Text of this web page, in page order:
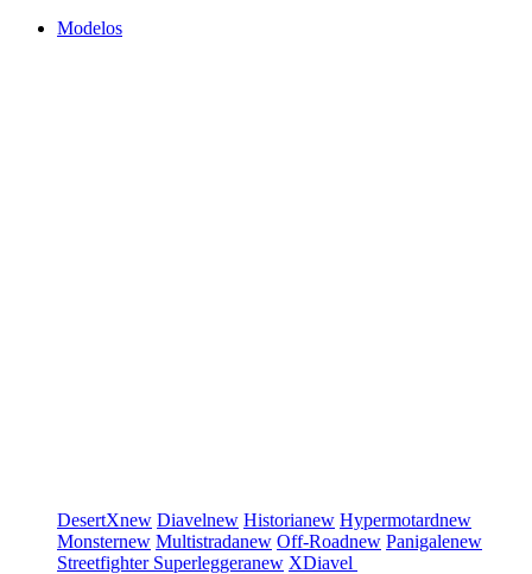
Modelos
DesertXnew Diavelnew Historianew Hypermotardnew
Monsternew Multistradanew Off-Roadnew Panigalenew
Streetfighter Superleggeranew XDiavel